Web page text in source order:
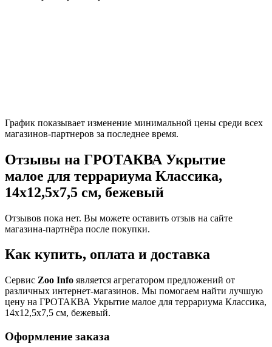
График показывает изменение минимальной цены среди всех
магазинов-партнеров за последнее время.
Отзывы на ГРОТАКВА Укрытие
малое для террариума Классика,
14х12,5х7,5 см, бежевый
Отзывов пока нет. Вы можете оставить отзыв на сайте
магазина-партнёра после покупки.
Как купить, оплата и доставка
Сервис Zoo Info является агрегатором предложений от
различных интернет-магазинов. Мы помогаем найти лучшую
цену на ГРОТАКВА Укрытие малое для террариума Классика,
14х12,5х7,5 см, бежевый.
Оформление заказа